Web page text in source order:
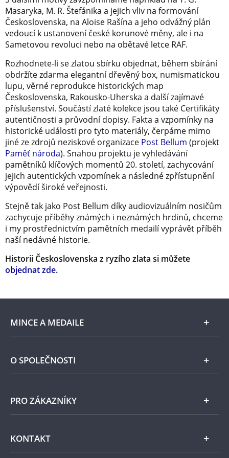
Masaryka, M. R. Štefánika a jejich vliv na formování
Československa, na Aloise Rašína a jeho odvážný plán
vedoucí k ustanovení české korunové měny, ale i na
Sametovou revoluci nebo na obětavé letce RAF.
Rozhodnete-li se zlatou sbírku objednat, během sbírání
obdržíte zdarma elegantní dřevěný box, numismatickou
lupu, věrné reprodukce historických map
Československa, Rakousko-Uherska a další zajímavé
příslušenství. Součástí zlaté kolekce jsou také Certifikáty
autentičnosti a průvodní dopisy. Fakta a vzpomínky na
historické události pro tyto materiály, čerpáme mimo
jiné ze zdrojů neziskové organizace Post Bellum (projekt
Paměť národa). Snahou projektu je vyhledávání
pamětníků klíčových momentů 20. století, zachycování
jejich autentických vzpomínek a následné zpřístupnění
výpovědí široké veřejnosti.
Stejně tak jako Post Bellum díky audiovizuálním nosičům
zachycuje příběhy známých i neznámých hrdinů, chceme
i my prostřednictvím pamětních medailí vyprávět příběh
naší nedávné historie.
Historii Československa z ryzího zlata si můžete
objednat zde.
MINCE A MEDAILE
E-shop
Stříbro
O SPOLEČNOSTI
PRO ZÁKAZNÍKY
Všeobecné obchodní podmínky
Ochrana osobních údajů
KONTAKT